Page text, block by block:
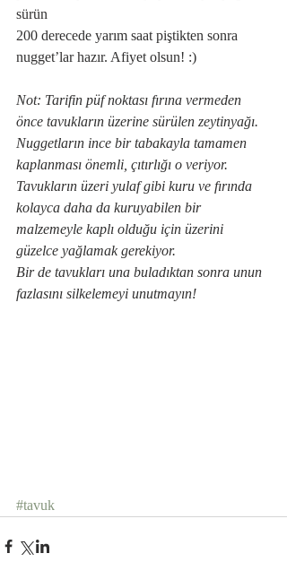
sürün
200 derecede yarım saat piştikten sonra
nugget’lar hazır. Afiyet olsun! :)
Not: Tarifin püf noktası fırına vermeden
önce tavukların üzerine sürülen zeytinyağı.
Nuggetların ince bir tabakayla tamamen
kaplanması önemli, çıtırlığı o veriyor.
Tavukların üzeri yulaf gibi kuru ve fırında
kolayca daha da kuruyabilen bir
malzemeyle kaplı olduğu için üzerini
güzelce yağlamak gerekiyor.
Bir de tavukları una buladıktan sonra unun
fazlasını silkelemeyi unutmayın!
#tavuk